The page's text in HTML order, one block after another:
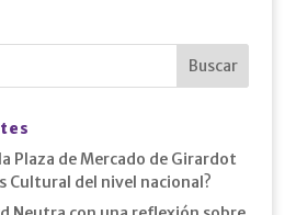
Plaza de Mercado de Girardot
Cultural del nivel nacional?